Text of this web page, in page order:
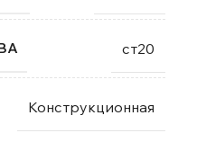
ст20
Конструкционная